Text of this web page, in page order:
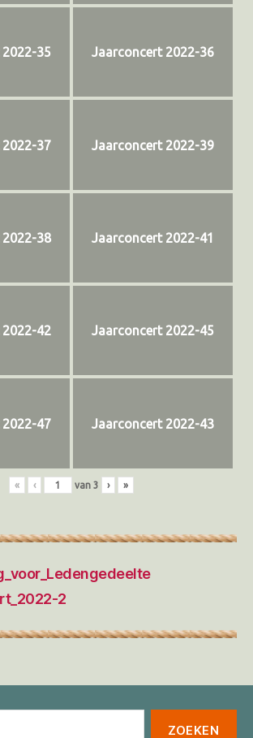
35 Jaarconcert 2022-36
37 Jaarconcert 2022-39
38 Jaarconcert 2022-41
42 Jaarconcert 2022-45
47 Jaarconcert 2022-43
« ‹ van 3 › »
2